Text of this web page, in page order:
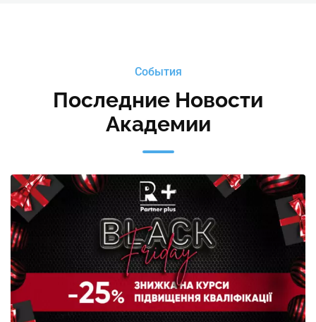
События
Последние Новости
Академии